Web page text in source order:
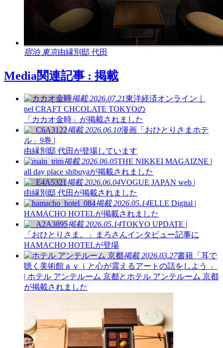
宿泊 東京由縁別邸 代田
Media関連記事 : 掲載
掲載2026.07.21東洋経済オンライン｜
nel CRAFT CHCOLATE TOKYOの
「カカオ金時」が掲載されました
掲載2026.06.10漫画「おひとりさまホテ
ル」9巻 |
由縁別邸 代田が登場しています
掲載2026.06.05THE NIKKEI MAGAIZNE |
all day place shibuyaが掲載されました
掲載2026.06.04VOGUE JAPAN web |
由縁別邸 代田が掲載されました
掲載2026.05.14ELLE Digital |
HAMACHO HOTELが掲載されました
掲載2026.05.14TOKYO UPDATE |
「おひとりさま。」まろさんインタビュー記事に
HAMACHO HOTELが登場
掲載2026.03.27書籍「耳で
聴く美術館ａｖｉと心が震えるアートの話をしよう 」
| ホテル アンテルーム 京都とホテル アンテルーム 京都
が掲載されました